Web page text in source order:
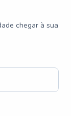
chegar à sua